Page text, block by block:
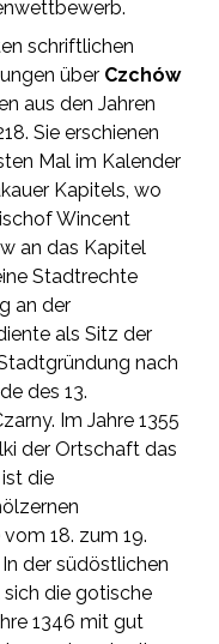
schriftlichen
über Czchów
aus den Jahren
Sie erschienen
Mal im Kalender
Kapitels, wo
Wincent
an das Kapitel
Stadtrechte
an der
als Sitz der
nach
des 13.
Im Jahre 1355
der Ortschaft das
die
18. zum 19.
der südöstlichen
die gotische
1346 mit gut